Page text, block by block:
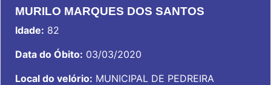
MURILO MARQUES DOS SANTOS
Idade: 82
Data do Óbito: 03/03/2020
Local do velório: MUNICIPAL DE PEDREIRA